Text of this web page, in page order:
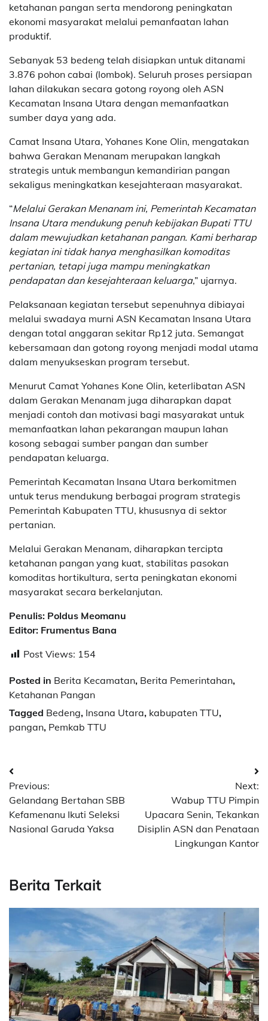
ketahanan pangan serta mendorong peningkatan
ekonomi masyarakat melalui pemanfaatan lahan
produktif.
Sebanyak 53 bedeng telah disiapkan untuk ditanami
3.876 pohon cabai (lombok). Seluruh proses persiapan
lahan dilakukan secara gotong royong oleh ASN
Kecamatan Insana Utara dengan memanfaatkan
sumber daya yang ada.
Camat Insana Utara, Yohanes Kone Olin, mengatakan
bahwa Gerakan Menanam merupakan langkah
strategis untuk membangun kemandirian pangan
sekaligus meningkatkan kesejahteraan masyarakat.
“Melalui Gerakan Menanam ini, Pemerintah Kecamatan
Insana Utara mendukung penuh kebijakan Bupati TTU
dalam mewujudkan ketahanan pangan. Kami berharap
kegiatan ini tidak hanya menghasilkan komoditas
pertanian, tetapi juga mampu meningkatkan
pendapatan dan kesejahteraan keluarga,” ujarnya.
Pelaksanaan kegiatan tersebut sepenuhnya dibiayai
melalui swadaya murni ASN Kecamatan Insana Utara
dengan total anggaran sekitar Rp12 juta. Semangat
kebersamaan dan gotong royong menjadi modal utama
dalam menyukseskan program tersebut.
Menurut Camat Yohanes Kone Olin, keterlibatan ASN
dalam Gerakan Menanam juga diharapkan dapat
menjadi contoh dan motivasi bagi masyarakat untuk
memanfaatkan lahan pekarangan maupun lahan
kosong sebagai sumber pangan dan sumber
pendapatan keluarga.
Pemerintah Kecamatan Insana Utara berkomitmen
untuk terus mendukung berbagai program strategis
Pemerintah Kabupaten TTU, khususnya di sektor
pertanian.
Melalui Gerakan Menanam, diharapkan tercipta
ketahanan pangan yang kuat, stabilitas pasokan
komoditas hortikultura, serta peningkatan ekonomi
masyarakat secara berkelanjutan.
Penulis: Poldus Meomanu
Editor: Frumentus Bana
Post Views: 154
Posted in Berita Kecamatan, Berita Pemerintahan,
Ketahanan Pangan
Tagged Bedeng, Insana Utara, kabupaten TTU,
pangan, Pemkab TTU
Post
navigation
Previous:
Gelandang Bertahan SBB
Kefamenanu Ikuti Seleksi
Nasional Garuda Yaksa
Next:
Wabup TTU Pimpin
Upacara Senin, Tekankan
Disiplin ASN dan Penataan
Lingkungan Kantor
Berita Terkait